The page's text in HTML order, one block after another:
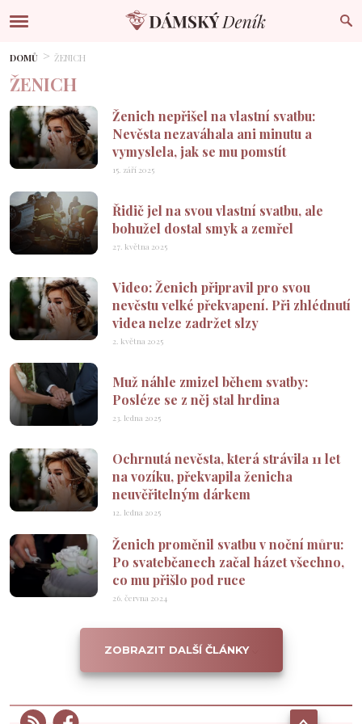
DOMŮ ŽENICH
ŽENICH
Ženich nepřišel na vlastní svatbu:
Nevěsta nezaváhala ani minutu a
vymyslela, jak se mu pomstít
15. září 2025
Řidič jel na svou vlastní svatbu, ale
bohužel dostal smyk a zemřel
27. května 2025
Video: Ženich připravil pro svou
nevěstu velké překvapení. Při zhlédnutí
videa nelze zadržet slzy
2. května 2025
Muž náhle zmizel během svatby:
Posléze se z něj stal hrdina
23. ledna 2025
Ochrnutá nevěsta, která strávila 11 let
na vozíku, překvapila ženicha
neuvěřitelným dárkem
12. ledna 2025
Ženich proměnil svatbu v noční můru:
Po svatebčanech začal házet všechno,
co mu přišlo pod ruce
26. června 2024
ZOBRAZIT DALŠÍ ČLÁNKY